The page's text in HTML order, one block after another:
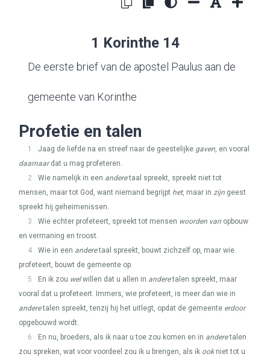
1 Korinthe 14
De eerste brief van de apostel Paulus aan de
gemeente van Korinthe
Profetie en talen
1 Jaag de liefde na en streef naar de geestelijke gaven, en vooral
daarnaardat u mag profeteren.
2
Wie namelijk in een anderetaal spreekt, spreekt niet tot
mensen, maar tot God, want niemand begrijpt het, maar in zijn geest
spreekt hij geheimenissen.
3
Wie echter profeteert, spreekt tot mensen woorden van opbouw
en vermaning en troost.
4
Wie in een anderetaal spreekt, bouwt zichzelf op, maar wie
profeteert, bouwt de gemeente op.
5
En ik zou welwillen dat u allen in anderetalen spreekt, maar
vooral dat u profeteert. Immers, wie profeteert, is meer dan wie in
anderetalen spreekt, tenzij hij het uitlegt, opdat de gemeente erdoor
opgebouwd wordt.
6
En nu, broeders, als ik naar u toe zou komen en in anderetalen
zou spreken, wat voor voordeel zou ik u brengen, als ik ookniet tot u